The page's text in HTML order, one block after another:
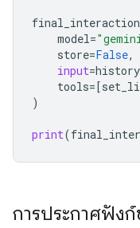
final_interaction
model=
store=False,
input=history
tools= [
)
print(
การประกาศฟัง